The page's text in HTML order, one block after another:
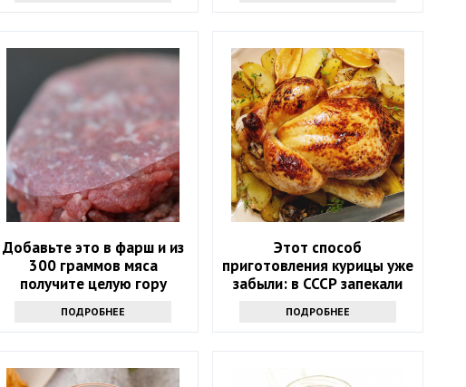
Добавьте это в фарш и из
300 граммов мяса
получите целую гору
ПОДРОБНЕЕ
Этот способ
приготовления курицы уже
забыли: в СССР запекали
вкуснее, чем на гриле
ПОДРОБНЕЕ